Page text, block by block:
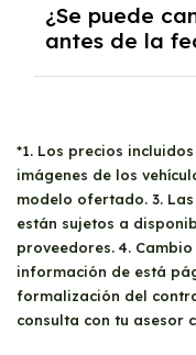
adicional.
si preves que no
incluidos.
¿Se puede
antes de la
mejores
modificar tu
*1. Los precios
imágenes de los
modelo ofertado. 3.
están sujetos a
proveedores. 4.
información de está
formalización del
consulta con tu asesor